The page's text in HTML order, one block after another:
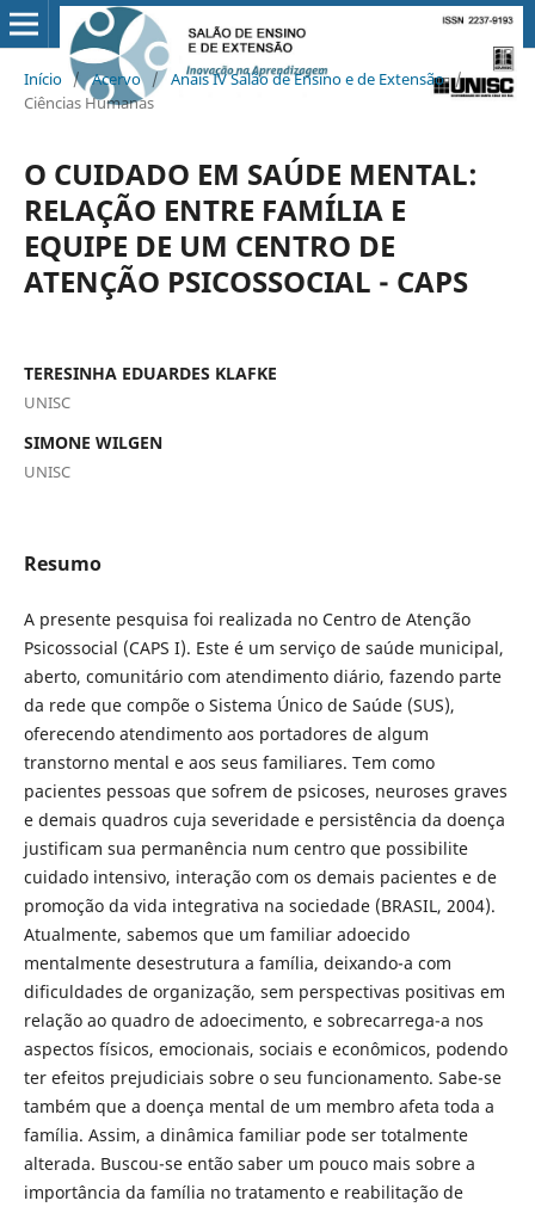
Início / Acervo / Anais IV Salão de Ensino e de Extensão /
Ciências Humanas
O CUIDADO EM SAÚDE MENTAL:
RELAÇÃO ENTRE FAMÍLIA E
EQUIPE DE UM CENTRO DE
ATENÇÃO PSICOSSOCIAL - CAPS
TERESINHA EDUARDES KLAFKE
UNISC
SIMONE WILGEN
UNISC
Resumo
A presente pesquisa foi realizada no Centro de Atenção
Psicossocial (CAPS I). Este é um serviço de saúde municipal,
aberto, comunitário com atendimento diário, fazendo parte
da rede que compõe o Sistema Único de Saúde (SUS),
oferecendo atendimento aos portadores de algum
transtorno mental e aos seus familiares. Tem como
pacientes pessoas que sofrem de psicoses, neuroses graves
e demais quadros cuja severidade e persistência da doença
justificam sua permanência num centro que possibilite
cuidado intensivo, interação com os demais pacientes e de
promoção da vida integrativa na sociedade (BRASIL, 2004).
Atualmente, sabemos que um familiar adoecido
mentalmente desestrutura a família, deixando-a com
dificuldades de organização, sem perspectivas positivas em
relação ao quadro de adoecimento, e sobrecarrega-a nos
aspectos físicos, emocionais, sociais e econômicos, podendo
ter efeitos prejudiciais sobre o seu funcionamento. Sabe-se
também que a doença mental de um membro afeta toda a
família. Assim, a dinâmica familiar pode ser totalmente
alterada. Buscou-se então saber um pouco mais sobre a
importância da família no tratamento e reabilitação de